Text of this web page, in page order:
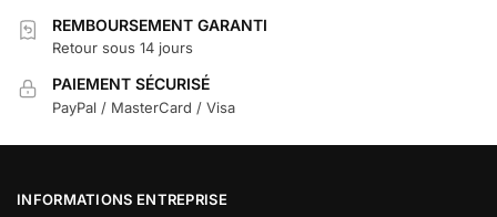
REMBOURSEMENT GARANTI
Retour sous 14 jours
PAIEMENT SÉCURISÉ
PayPal / MasterCard / Visa
INFORMATIONS ENTREPRISE